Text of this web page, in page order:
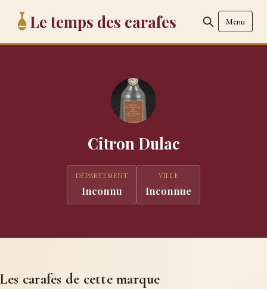
Le temps des carafes Menu
Citron Dulac
DÉPARTEMENT
Inconnu
VILLE
Inconnue
Les carafes de cette marque